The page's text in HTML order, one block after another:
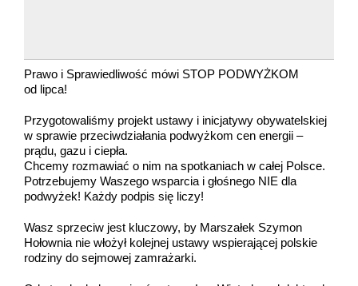
Prawo i Sprawiedliwość mówi STOP PODWYŻKOM
od lipca!
Przygotowaliśmy projekt ustawy i inicjatywy obywatelskiej
w sprawie przeciwdziałania podwyżkom cen energii –
prądu, gazu i ciepła.
Chcemy rozmawiać o nim na spotkaniach w całej Polsce.
Potrzebujemy Waszego wsparcia i głośnego NIE dla
podwyżek! Każdy podpis się liczy!
Wasz sprzeciw jest kluczowy, by Marszałek Szymon
Hołownia nie włożył kolejnej ustawy wspierającej polskie
rodziny do sejmowej zamrażarki.